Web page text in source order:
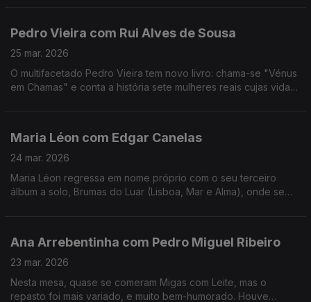
Pedro Vieira com Rui Alves de Sousa
25 mar. 2026
O multifacetado Pedro Vieira tem novo livro: chama-se "Vénus
em Chamas" e conta a história sete mulheres reais cujas vidas
Maria Léon com Edgar Canelas
24 mar. 2026
Maria Léon regressa em nome próprio com o seu terceiro
álbum a solo, Brumas do Luar (Lisboa, Mar e Alma), onde se
Ana Arrebentinha com Pedro Miguel Ribeiro
23 mar. 2026
Nesta mesa, quase se comeram Migas com Leite, mas o
repasto foi mais variado, e muito bem-humorado. Houve